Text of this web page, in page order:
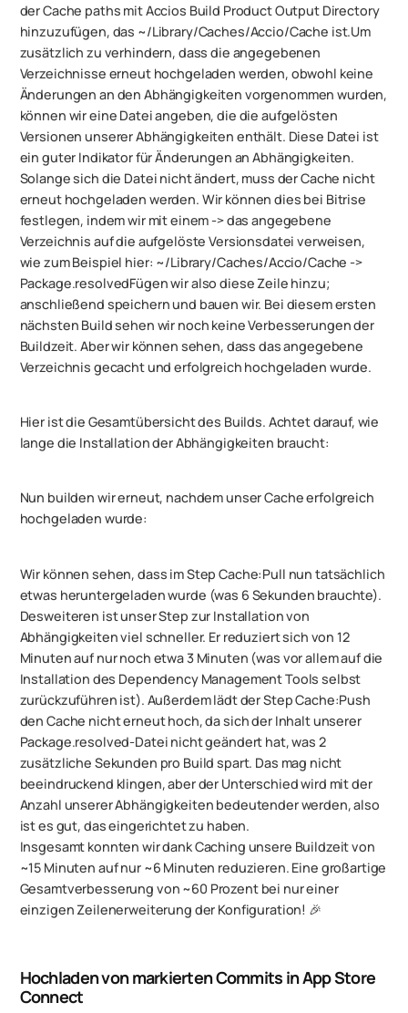
der Cache paths mit Accios Build Product Output Directory
hinzuzufügen, das ~/Library/Caches/Accio/Cache ist.Um
zusätzlich zu verhindern, dass die angegebenen
Verzeichnisse erneut hochgeladen werden, obwohl keine
Änderungen an den Abhängigkeiten vorgenommen wurden,
können wir eine Datei angeben, die die aufgelösten
Versionen unserer Abhängigkeiten enthält. Diese Datei ist
ein guter Indikator für Änderungen an Abhängigkeiten.
Solange sich die Datei nicht ändert, muss der Cache nicht
erneut hochgeladen werden. Wir können dies bei Bitrise
festlegen, indem wir mit einem -> das angegebene
Verzeichnis auf die aufgelöste Versionsdatei verweisen,
wie zum Beispiel hier: ~/Library/Caches/Accio/Cache ->
Package.resolvedFügen wir also diese Zeile hinzu;
anschließend speichern und bauen wir. Bei diesem ersten
nächsten Build sehen wir noch keine Verbesserungen der
Buildzeit. Aber wir können sehen, dass das angegebene
Verzeichnis gecacht und erfolgreich hochgeladen wurde.
Hier ist die Gesamtübersicht des Builds. Achtet darauf, wie
lange die Installation der Abhängigkeiten braucht:
Nun builden wir erneut, nachdem unser Cache erfolgreich
hochgeladen wurde:
Wir können sehen, dass im Step Cache:Pull nun tatsächlich
etwas heruntergeladen wurde (was 6 Sekunden brauchte).
Desweiteren ist unser Step zur Installation von
Abhängigkeiten viel schneller. Er reduziert sich von 12
Minuten auf nur noch etwa 3 Minuten (was vor allem auf die
Installation des Dependency Management Tools selbst
zurückzuführen ist). Außerdem lädt der Step Cache:Push
den Cache nicht erneut hoch, da sich der Inhalt unserer
Package.resolved-Datei nicht geändert hat, was 2
zusätzliche Sekunden pro Build spart. Das mag nicht
beeindruckend klingen, aber der Unterschied wird mit der
Anzahl unserer Abhängigkeiten bedeutender werden, also
ist es gut, das eingerichtet zu haben.
Insgesamt konnten wir dank Caching unsere Buildzeit von
~15 Minuten auf nur ~6 Minuten reduzieren. Eine großartige
Gesamtverbesserung von ~60 Prozent bei nur einer
einzigen Zeilenerweiterung der Konfiguration! 🎉
Hochladen von markierten Commits in App Store
Connect